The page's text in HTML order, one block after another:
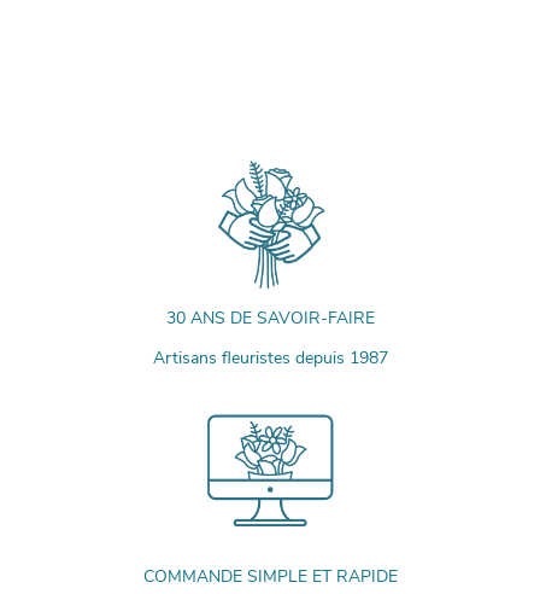
30 ANS DE SAVOIR-FAIRE
Artisans fleuristes depuis 1987
COMMANDE SIMPLE ET RAPIDE